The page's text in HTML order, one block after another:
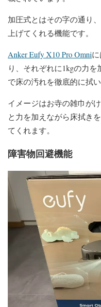
加圧式とはその字の通り
上げてくれる機能です。
Anker Eufy X10 Pro Omni
り、それぞれに1kgの力
で床の汚れを徹底的に拭い
イメージはお寺の雑巾が
と力を加えながら床拭き
てくれます。
障害物回避機能